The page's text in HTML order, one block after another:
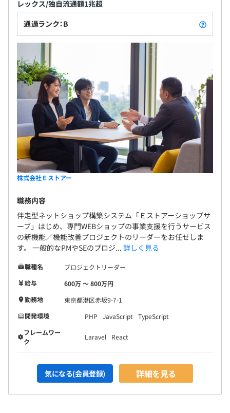
レックス/独自流通額1兆超
通過ランク：B
株式会社Ｅストアー
職務内容
伴走型ネットショップ構築システム「Ｅストアーショップサ
ーブ」はじめ、専門WEBショップの事業支援を行うサービス
の新機能／機能改善プロジェクトのリーダーをお任せしま
す。 一般的なPMやSEのプロジ... 詳しく見る
職種名
プロジェクトリーダー
給与
600万 〜 800万円
勤務地
東京都港区赤坂9-7-1
開発環境
PHP JavaScript
TypeScript
フレームワー
ク
Laravel React
気になる(会員登録) 詳細を見る